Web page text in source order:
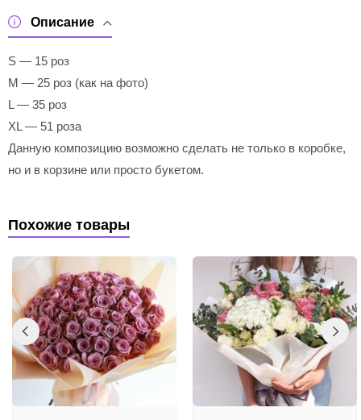
Описание
S — 15 роз
M — 25 роз (как на фото)
L — 35 роз
XL — 51 роза
Данную композицию возможно сделать не только в коробке,
но и в корзине или просто букетом.
Похожие товары